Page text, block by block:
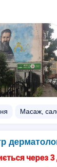
Масаж,
через 3